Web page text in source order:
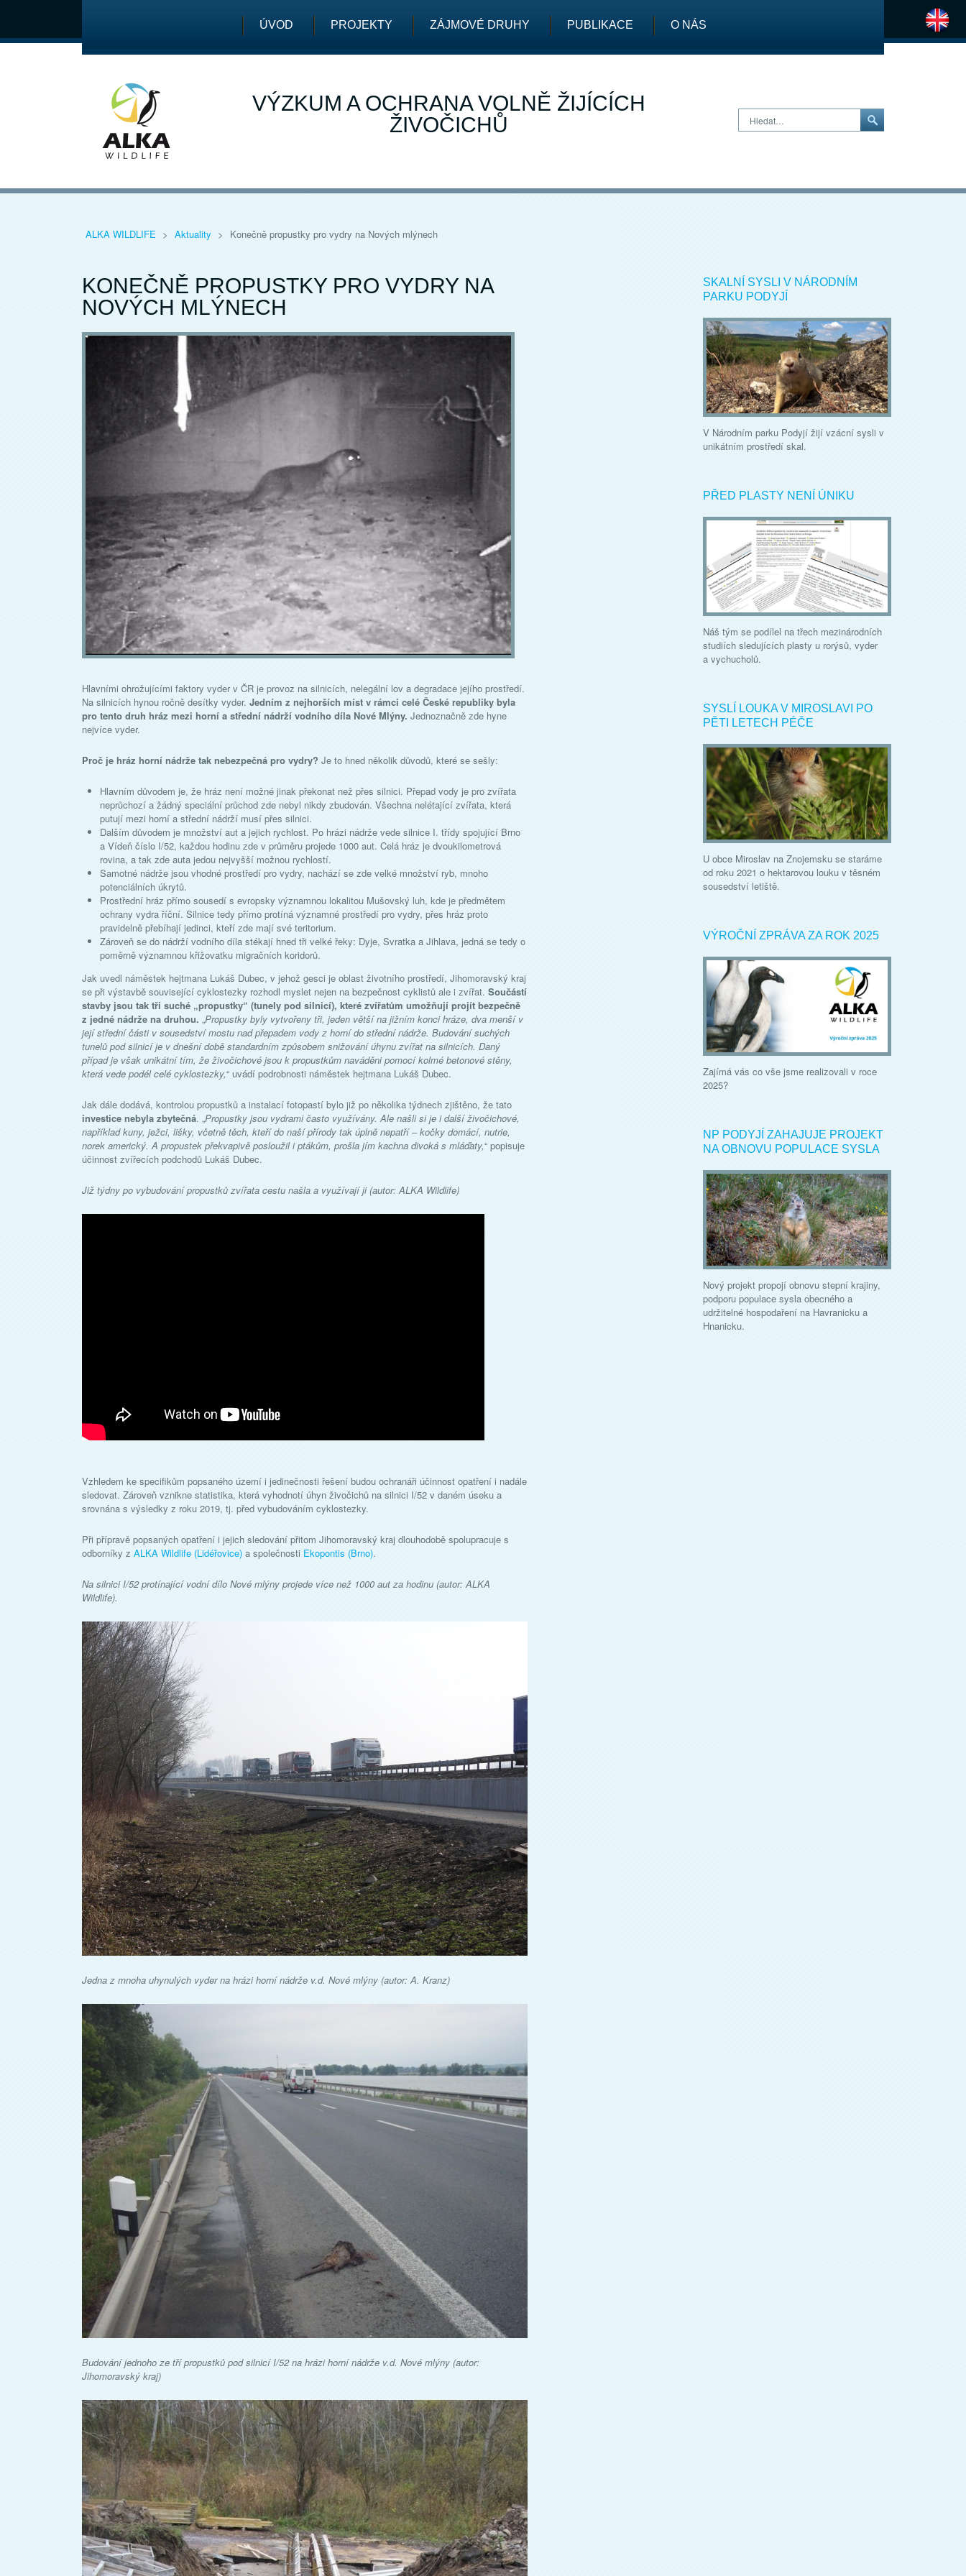
ÚVOD PROJEKTY ZÁJMOVÉ DRUHY PUBLIKACE O NÁS
VÝZKUM A OCHRANA VOLNĚ ŽIJÍCÍCH
ŽIVOČICHŮ
Hledat…
ALKA WILDLIFE > Aktuality > Konečně propustky pro vydry na Nových mlýnech
KONEČNĚ PROPUSTKY PRO VYDRY NA
NOVÝCH MLÝNECH
Hlavními ohrožujícími faktory vyder v ČR je provoz na silnicích, nelegální lov a degradace jejího prostředí.
Na silnicích hynou ročně desítky vyder. Jedním z nejhorších míst v rámci celé České republiky byla
pro tento druh hráz mezi horní a střední nádrží vodního díla Nové Mlýny. Jednoznačně zde hyne
nejvíce vyder.
Proč je hráz horní nádrže tak nebezpečná pro vydry? Je to hned několik důvodů, které se sešly:
Hlavním důvodem je, že hráz není možné jinak překonat než přes silnici. Přepad vody je pro zvířata
neprůchozí a žádný speciální průchod zde nebyl nikdy zbudován. Všechna nelétající zvířata, která
putují mezi horní a střední nádrží musí přes silnici.
Dalším důvodem je množství aut a jejich rychlost. Po hrázi nádrže vede silnice I. třídy spojující Brno
a Vídeň číslo I/52, každou hodinu zde v průměru projede 1000 aut. Celá hráz je dvoukilometrová
rovina, a tak zde auta jedou nejvyšší možnou rychlostí.
Samotné nádrže jsou vhodné prostředí pro vydry, nachází se zde velké množství ryb, mnoho
potenciálních úkrytů.
Prostřední hráz přímo sousedí s evropsky významnou lokalitou Mušovský luh, kde je předmětem
ochrany vydra říční. Silnice tedy přímo protíná významné prostředí pro vydry, přes hráz proto
pravidelně přebíhají jedinci, kteří zde mají své teritorium.
Zároveň se do nádrží vodního díla stékají hned tři velké řeky: Dyje, Svratka a Jihlava, jedná se tedy o
poměrně významnou křižovatku migračních koridorů.
Jak uvedl náměstek hejtmana Lukáš Dubec, v jehož gesci je oblast životního prostředí, Jihomoravský kraj
se při výstavbě související cyklostezky rozhodl myslet nejen na bezpečnost cyklistů ale i zvířat. Součástí
stavby jsou tak tři suché „propustky“ (tunely pod silnicí), které zvířatům umožňují projít bezpečně
z jedné nádrže na druhou. „Propustky byly vytvořeny tři, jeden větší na jižním konci hráze, dva menší v
její střední části v sousedství mostu nad přepadem vody z horní do střední nádrže. Budování suchých
tunelů pod silnicí je v dnešní době standardním způsobem snižování úhynu zvířat na silnicích. Daný
případ je však unikátní tím, že živočichové jsou k propustkům naváděni pomocí kolmé betonové stěny,
která vede podél celé cyklostezky,“ uvádí podrobnosti náměstek hejtmana Lukáš Dubec.
Jak dále dodává, kontrolou propustků a instalací fotopastí bylo již po několika týdnech zjištěno, že tato
investice nebyla zbytečná. „Propustky jsou vydrami často využívány. Ale našli si je i další živočichové,
například kuny, ježci, lišky, včetně těch, kteří do naší přírody tak úplně nepatří – kočky domácí, nutrie,
norek americký. A propustek překvapivě posloužil i ptákům, prošla jím kachna divoká s mláďaty,“ popisuje
účinnost zvířecích podchodů Lukáš Dubec.
Již týdny po vybudování propustků zvířata cestu našla a využívají ji (autor: ALKA Wildlife)
Vzhledem ke specifikům popsaného území i jedinečnosti řešení budou ochranáři účinnost opatření i nadále
sledovat. Zároveň vznikne statistika, která vyhodnotí úhyn živočichů na silnici I/52 v daném úseku a
srovnána s výsledky z roku 2019, tj. před vybudováním cyklostezky.
Při přípravě popsaných opatření i jejich sledování přitom Jihomoravský kraj dlouhodobě spolupracuje s
odborníky z ALKA Wildlife (Lidéřovice) a společnosti Ekopontis (Brno).
Na silnici I/52 protínající vodní dílo Nové mlýny projede více než 1000 aut za hodinu (autor: ALKA
Wildlife).
Jedna z mnoha uhynulých vyder na hrázi horní nádrže v.d. Nové mlýny (autor: A. Kranz)
Budování jednoho ze tří propustků pod silnicí I/52 na hrázi horní nádrže v.d. Nové mlýny (autor:
Jihomoravský kraj)
SKALNÍ SYSLI V NÁRODNÍM
PARKU PODYJÍ
V Národním parku Podyjí žijí vzácní sysli v
unikátním prostředí skal.
PŘED PLASTY NENÍ ÚNIKU
Náš tým se podílel na třech mezinárodních
studiích sledujících plasty u rorýsů, vyder
a vychucholů.
SYSLÍ LOUKA V MIROSLAVI PO
PĚTI LETECH PÉČE
U obce Miroslav na Znojemsku se staráme
od roku 2021 o hektarovou louku v těsném
sousedství letiště.
VÝROČNÍ ZPRÁVA ZA ROK 2025
Zajímá vás co vše jsme realizovali v roce
2025?
NP PODYJÍ ZAHAJUJE PROJEKT
NA OBNOVU POPULACE SYSLA
Nový projekt propojí obnovu stepní krajiny,
podporu populace sysla obecného a
udržitelné hospodaření na Havranicku a
Hnanicku.